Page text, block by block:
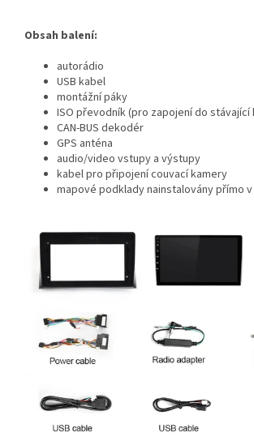
Obsah balení:
autorádio
USB kabel
montážní páky
ISO převodník (pro zapojení do stávající
CAN-BUS dekodér
GPS anténa
audio/video vstupy a výstupy
kabel pro připojení couvací kamery
mapové podklady nainstalovány přímo